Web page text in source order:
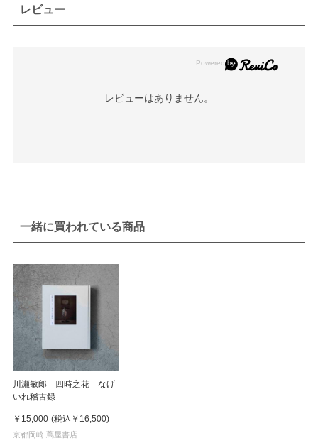
レビュー
レビューはありません。
一緒に買われている商品
川瀬敏郎 四時之花 なげ
いれ稽古録
￥15,000 (税込 ￥16,500)
京都岡崎 蔦屋書店